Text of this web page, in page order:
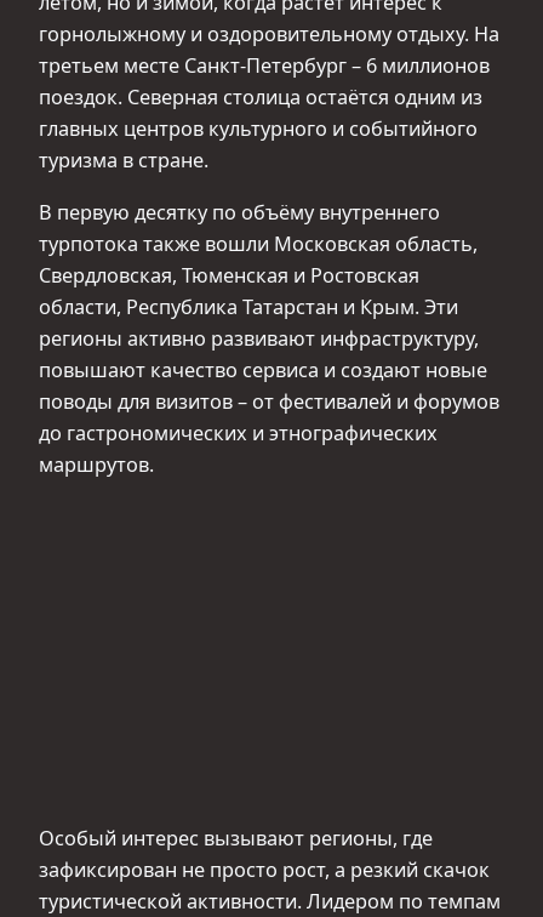
горнолыжному и оздоровительному отдыху. На
третьем месте Санкт-Петербург – 6 миллионов
поездок. Северная столица остаётся одним из
главных центров культурного и событийного
туризма в стране.
В первую десятку по объёму внутреннего
турпотока также вошли Московская область,
Свердловская, Тюменская и Ростовская
области, Республика Татарстан и Крым. Эти
регионы активно развивают инфраструктуру,
повышают качество сервиса и создают новые
поводы для визитов – от фестивалей и форумов
до гастрономических и этнографических
маршрутов.
Особый интерес вызывают регионы, где
зафиксирован не просто рост, а резкий скачок
туристической активности. Лидером по темпам